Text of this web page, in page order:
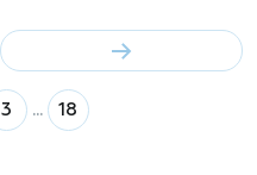
3 ... 18